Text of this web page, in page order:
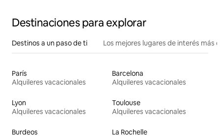
Destinaciones para explorar
Destinos a un paso de ti Los mejores lugares de interés más
París
Alquileres vacacionales
Barcelona
Alquileres vacacionales
Lyon
Alquileres vacacionales
Toulouse
Alquileres vacacionales
Burdeos
La Rochelle